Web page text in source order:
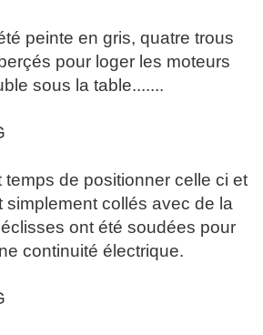
peinte en gris, quatre trous
pour loger les moteurs
sous la table.......
temps de positionner celle ci et
simplement collés avec de la
ont été soudées pour
continuité électrique.